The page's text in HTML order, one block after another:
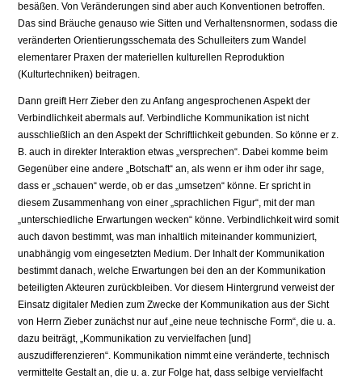
besäßen. Von Veränderungen sind aber auch Konventionen betroffen.
Das sind Bräuche genauso wie Sitten und Verhaltensnormen, sodass die
veränderten Orientierungsschemata des Schulleiters zum Wandel
elementarer Praxen der materiellen kulturellen Reproduktion
(Kulturtechniken) beitragen.
Dann greift Herr Zieber den zu Anfang angesprochenen Aspekt der
Verbindlichkeit abermals auf. Verbindliche Kommunikation ist nicht
ausschließlich an den Aspekt der Schriftlichkeit gebunden. So könne er z.
B. auch in direkter Interaktion etwas „versprechen“. Dabei komme beim
Gegenüber eine andere „Botschaft“ an, als wenn er ihm oder ihr sage,
dass er „schauen“ werde, ob er das „umsetzen“ könne. Er spricht in
diesem Zusammenhang von einer „sprachlichen Figur“, mit der man
„unterschiedliche Erwartungen wecken“ könne. Verbindlichkeit wird somit
auch davon bestimmt, was man inhaltlich miteinander kommuniziert,
unabhängig vom eingesetzten Medium. Der Inhalt der Kommunikation
bestimmt danach, welche Erwartungen bei den an der Kommunikation
beteiligten Akteuren zurückbleiben. Vor diesem Hintergrund verweist der
Einsatz digitaler Medien zum Zwecke der Kommunikation aus der Sicht
von Herrn Zieber zunächst nur auf „eine neue technische Form“, die u. a.
dazu beiträgt, „Kommunikation zu vervielfachen [und]
auszudifferenzieren“. Kommunikation nimmt eine veränderte, technisch
vermittelte Gestalt an, die u. a. zur Folge hat, dass selbige vervielfacht